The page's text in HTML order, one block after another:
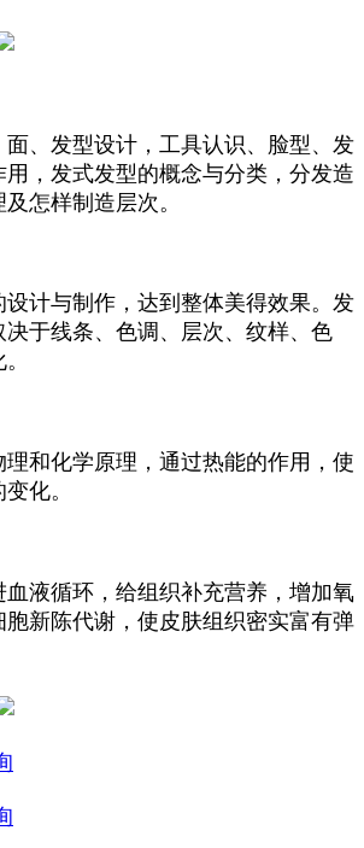
、发型设计，工具认识、脸型、发
用，发式发型的概念与分类，分发造
怎样制造层次。
计与制作，达到整体美得效果。发
于线条、色调、层次、纹样、色
和化学原理，通过热能的作用，使
化。
血液循环，给组织补充营养，增加氧
新陈代谢，使皮肤组织密实富有弹